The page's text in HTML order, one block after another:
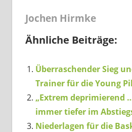
Jochen Hirmke
Ähnliche Beiträge:
Überraschender Sieg
Trainer für die Young
„Extrem deprimierend
immer tiefer im
Niederlagen für die